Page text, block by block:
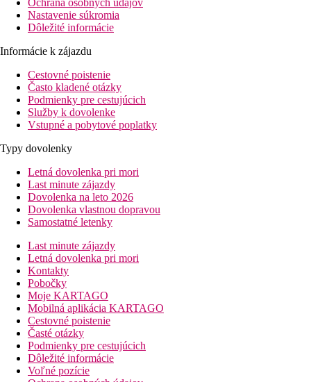
Nastavenie súkromia
Dôležité informácie
Informácie k zájazdu
Cestovné poistenie
Často kladené otázky
Podmienky pre cestujúcich
Služby k dovolenke
Vstupné a pobytové poplatky
Typy dovolenky
Letná dovolenka pri mori
Last minute zájazdy
Dovolenka na leto 2026
Dovolenka vlastnou dopravou
Samostatné letenky
Last minute zájazdy
Letná dovolenka pri mori
Kontakty
Pobočky
Moje KARTAGO
Mobilná aplikácia KARTAGO
Cestovné poistenie
Časté otázky
Podmienky pre cestujúcich
Dôležité informácie
Voľné pozície